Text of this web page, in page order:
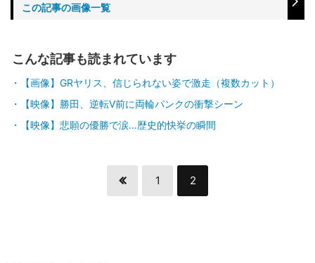
この記事の画像一覧
こんな記事も読まれています
【画像】GRヤリス、信じられない姿で激走（複数カット）
【映像】勝田、逆転V前に両輪パンクの衝撃シーン
【映像】悲願の優勝で涙…歴史的快挙の瞬間
1 2